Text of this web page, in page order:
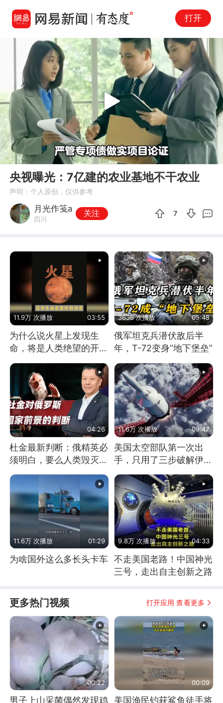
打开
00:00 01:17
Play
央视曝光：7亿建的农业基地不干农业
声明：个人原创，仅供参考
月光作笺a
四川
关注 7
11.9万 次播放 03:55
为什么说火星上发现生
命，将是人类绝望的开
3636 次播放 05:48
俄军坦克兵潜伏敌后半
年，T-72变身“地下堡垒”
04:26
杜金最新判断：俄精英必
须明白，要么人类毁灭，
要么俄毁灭
11.6万 次播放 09:47
美国太空部队第一次出
手，只用了三步破解伊朗
防空
11.6万 次播放 01:29
为啥国外这么多长头卡车
9.8万 次播放 04:33
不走美国老路！中国神光
三号，走出自主创新之路
更多热门视频 打开应用 查看更多
00:22
男子上山采菌偶然发现鸡
00:09
美国渔民钓获鲨鱼徒手将